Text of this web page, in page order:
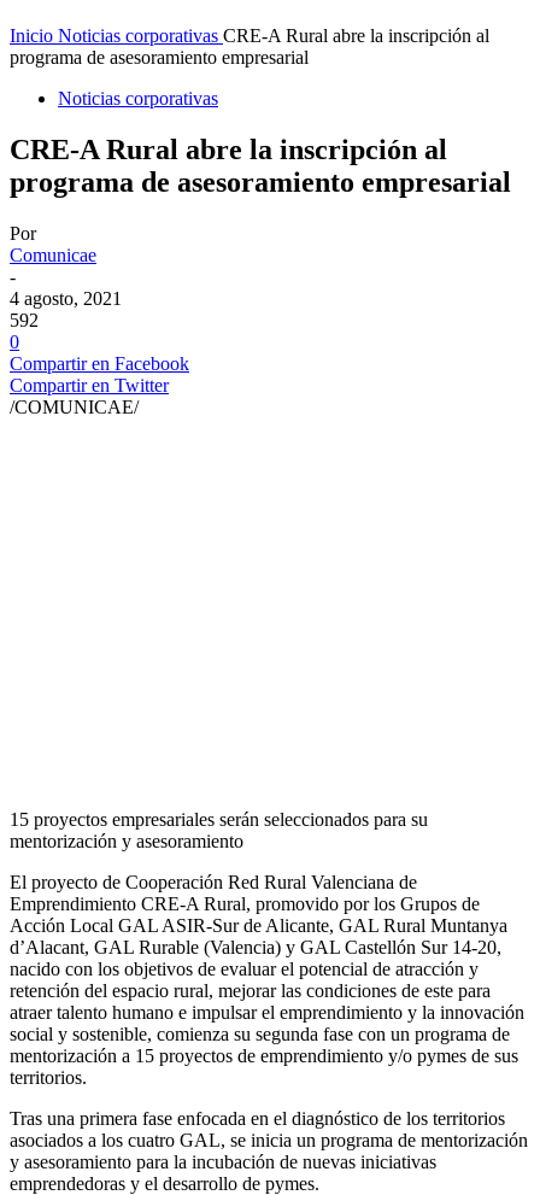
Inicio Noticias corporativas CRE-A Rural abre la inscripción al
programa de asesoramiento empresarial
Noticias corporativas
CRE-A Rural abre la inscripción al
programa de asesoramiento empresarial
Por
Comunicae
-
4 agosto, 2021
592
0
Compartir en Facebook
Compartir en Twitter
/COMUNICAE/
15 proyectos empresariales serán seleccionados para su
mentorización y asesoramiento
El proyecto de Cooperación Red Rural Valenciana de
Emprendimiento CRE-A Rural, promovido por los Grupos de
Acción Local GAL ASIR-Sur de Alicante, GAL Rural Muntanya
d’Alacant, GAL Rurable (Valencia) y GAL Castellón Sur 14-20,
nacido con los objetivos de evaluar el potencial de atracción y
retención del espacio rural, mejorar las condiciones de este para
atraer talento humano e impulsar el emprendimiento y la innovación
social y sostenible, comienza su segunda fase con un programa de
mentorización a 15 proyectos de emprendimiento y/o pymes de sus
territorios.
Tras una primera fase enfocada en el diagnóstico de los territorios
asociados a los cuatro GAL, se inicia un programa de mentorización
y asesoramiento para la incubación de nuevas iniciativas
emprendedoras y el desarrollo de pymes.